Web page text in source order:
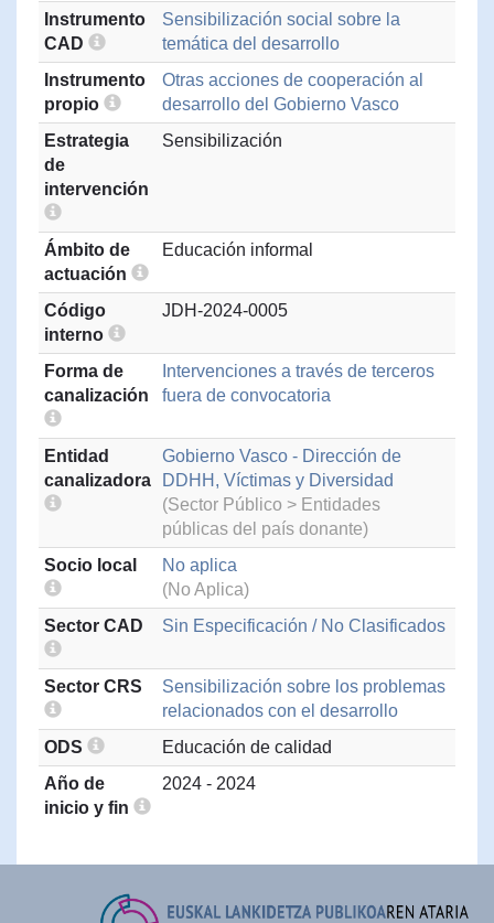
Instrumento
CAD
Sensibilización social sobre la
temática del desarrollo
Instrumento
propio
Otras acciones de cooperación al
desarrollo del Gobierno Vasco
Estrategia
de
intervención
Sensibilización
Ámbito de
actuación
Educación informal
Código
interno
JDH-2024-0005
Forma de
canalización
Intervenciones a través de terceros
fuera de convocatoria
Entidad
canalizadora
Gobierno Vasco - Dirección de
DDHH, Víctimas y Diversidad
(Sector Público > Entidades
públicas del país donante)
Socio local
No aplica
(No Aplica)
Sector CAD
Sin Especificación / No Clasificados
Sector CRS
Sensibilización sobre los problemas
relacionados con el desarrollo
ODS
Educación de calidad
Año de
inicio y fin
2024 - 2024